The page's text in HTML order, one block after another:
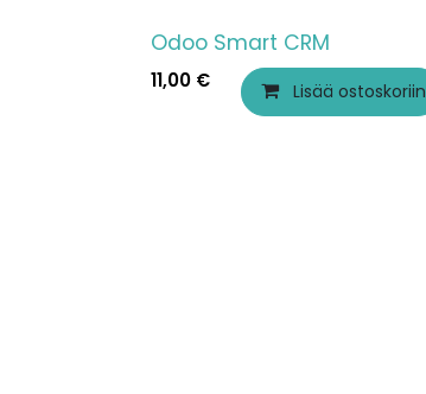
Odoo Smart CRM
11,00 € Lisää ostoskoriin